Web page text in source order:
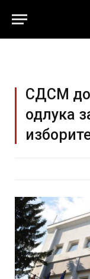
СДСМ
одлука